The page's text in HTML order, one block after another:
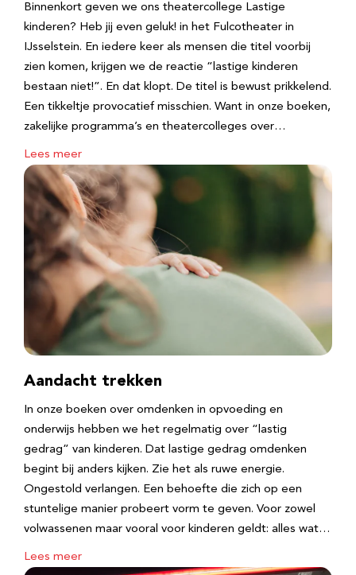
Binnenkort geven we ons theatercollege Lastige
kinderen? Heb jij even geluk! in het Fulcotheater in
IJsselstein. En iedere keer als mensen die titel voorbij
zien komen, krijgen we de reactie “lastige kinderen
bestaan niet!”. En dat klopt. De titel is bewust prikkelend.
Een tikkeltje provocatief misschien. Want in onze boeken,
zakelijke programma’s en theatercolleges over…
Lees meer
Aandacht trekken
In onze boeken over omdenken in opvoeding en
onderwijs hebben we het regelmatig over “lastig
gedrag” van kinderen. Dat lastige gedrag omdenken
begint bij anders kijken. Zie het als ruwe energie.
Ongestold verlangen. Een behoefte die zich op een
stuntelige manier probeert vorm te geven. Voor zowel
volwassenen maar vooral voor kinderen geldt: alles wat…
Lees meer